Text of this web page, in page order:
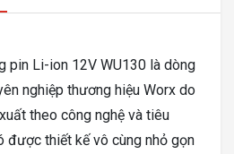
pin Li-ion 12V WU130 là dòng
nghiệp thương hiệu Worx do
theo công nghệ và tiêu
được thiết kế vô cùng nhỏ gọn